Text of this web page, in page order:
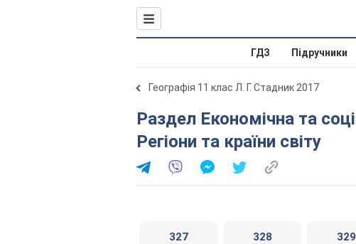
ГДЗ Підручники
Географія 11 клас Л. Г. Стадник 2017
Раздел Економічна та соціальна географія світу .
Регіони та країни світу
327 328 329